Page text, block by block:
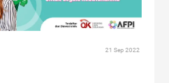
21 Sep 2022